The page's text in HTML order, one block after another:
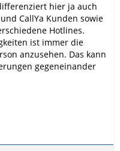
hier ja auch
CallYa Kunden sowie
Hotlines.
ist immer die
anzusehen. Das kann
gegeneinander